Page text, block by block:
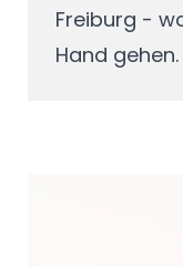
Freiburg -
Hand gehen.